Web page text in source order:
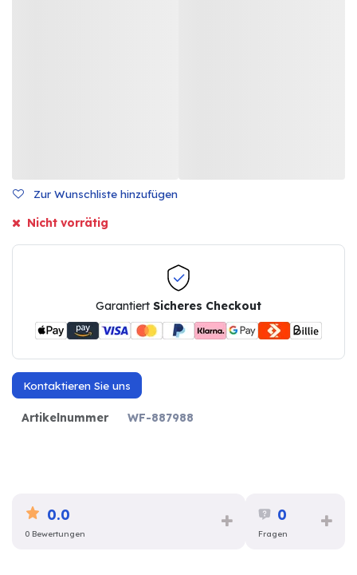
Zur Wunschliste hinzufügen
Nicht vorrätig
Garantiert Sicheres Checkout
Kontaktieren Sie uns
Artikelnummer WF-887988
0.0
0 Bewertungen
0
Fragen